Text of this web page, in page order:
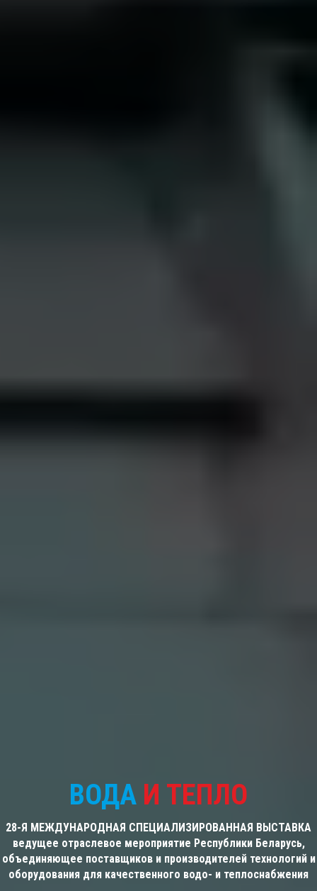
ВОДА И ТЕПЛО
28-Я МЕЖДУНАРОДНАЯ СПЕЦИАЛИЗИРОВАННАЯ ВЫСТАВКА
ведущее отраслевое мероприятие Республики Беларусь,
объединяющее поставщиков и производителей технологий и
оборудования для качественного водо- и теплоснабжения